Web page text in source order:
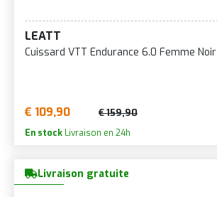
LEATT
Cuissard VTT Endurance 6.0 Femme Noir
€ 109,90 € 159,90
En stock Livraison en 24h
Livraison gratuite